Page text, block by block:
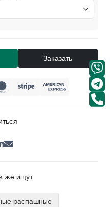
Заказать
же ищут
распашные